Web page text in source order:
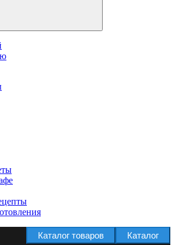
Каталог
Каталог товаров